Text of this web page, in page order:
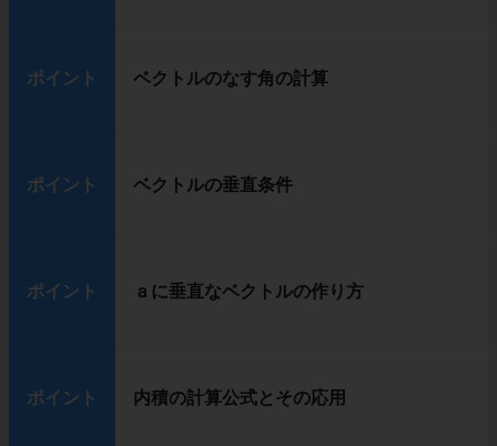
ポイント ベクトルのなす角の計算
ポイント ベクトルの垂直条件
ポイント ａに垂直なベクトルの作り方
ポイント 内積の計算公式とその応用